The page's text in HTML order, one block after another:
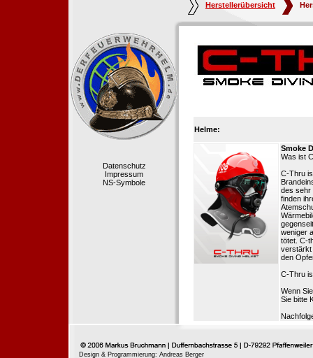
Herstellerübersicht
Datenschutz
Impressum
NS-Symbole
Helme:
Smoke
Was ist
C-Thru
des sehr
finden
weniger
tötet. C-
verstärkt
den
C-Thru
Wenn
Sie bitte
Design & Programmierung: Andreas Berger